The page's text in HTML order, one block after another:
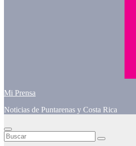
Mi Prensa
Noticias de Puntarenas y Costa Rica